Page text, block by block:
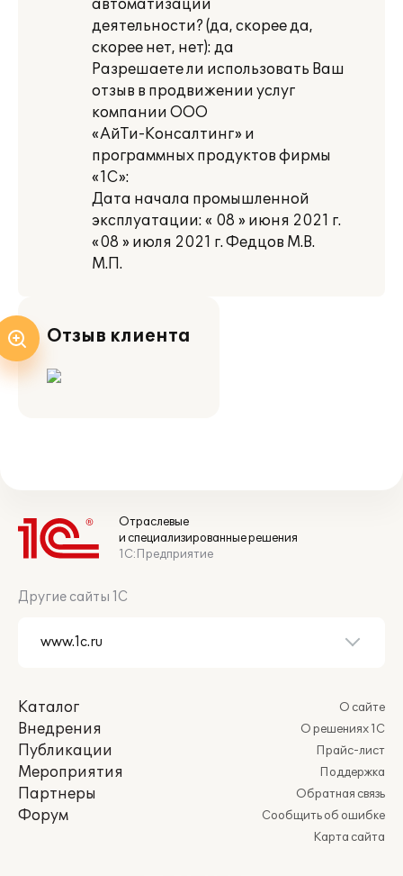
автоматизации
деятельности? (да, скорее да,
скорее нет, нет): да
Разрешаете ли использовать Ваш
отзыв в продвижении услуг
компании ООО
«АйТи-Консалтинг» и
программных продуктов фирмы
«1С»:
Дата начала промышленной
эксплуатации: « 08 » июня 2021 г.
«08 » июля 2021 г. Федцов М.В.
М.П.
Отзыв клиента
Отраслевые
и специализированные решения
1С:Предприятие
Другие сайты 1С
Каталог
Внедрения
Публикации
Мероприятия
Партнеры
Форум
О сайте
О решениях 1С
Прайс-лист
Поддержка
Обратная связь
Сообщить об ошибке
Карта сайта